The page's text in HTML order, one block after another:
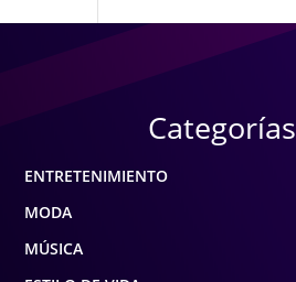
Categorías
ENTRETENIMIENTO
MODA
MÚSICA